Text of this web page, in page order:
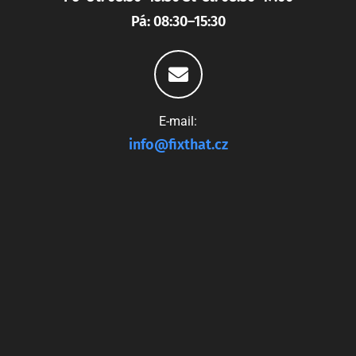
Pá: 08:30–15:30
E-mail:
info@fixthat.cz